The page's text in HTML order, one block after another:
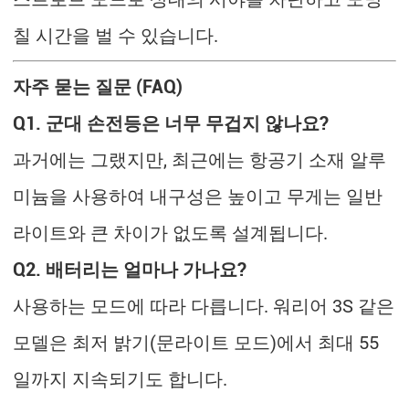
칠 시간을 벌 수 있습니다.
자주 묻는 질문 (FAQ)
Q1. 군대 손전등은 너무 무겁지 않나요?
과거에는 그랬지만, 최근에는 항공기 소재 알루
미늄을 사용하여 내구성은 높이고 무게는 일반
라이트와 큰 차이가 없도록 설계됩니다.
Q2. 배터리는 얼마나 가나요?
사용하는 모드에 따라 다릅니다. 워리어 3S 같은
모델은 최저 밝기(문라이트 모드)에서 최대 55
일까지 지속되기도 합니다.